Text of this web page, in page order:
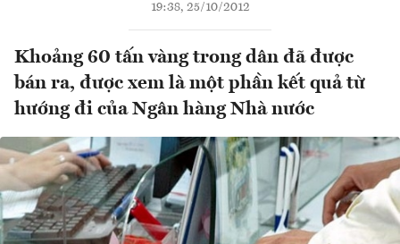
19:38, 25/10/2012
Khoảng 60 tấn vàng trong dân đã được
bán ra, được xem là một phần kết quả từ
hướng đi của Ngân hàng Nhà nước